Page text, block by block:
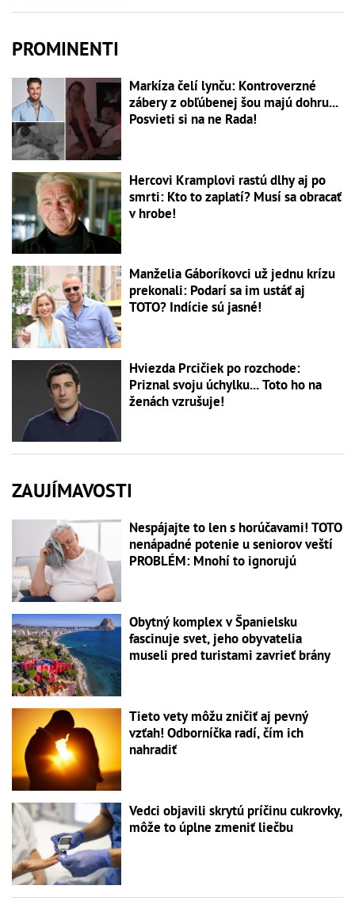
PROMINENTI
Markíza čelí lynču: Kontroverzné
zábery z obľúbenej šou majú dohru...
Posvieti si na ne Rada!
Hercovi Kramplovi rastú dlhy aj po
smrti: Kto to zaplatí? Musí sa obracať
v hrobe!
Manželia Gáboríkovci už jednu krízu
prekonali: Podarí sa im ustáť aj
TOTO? Indície sú jasné!
Hviezda Prcičiek po rozchode:
Priznal svoju úchylku... Toto ho na
ženách vzrušuje!
ZAUJÍMAVOSTI
Nespájajte to len s horúčavami! TOTO
nenápadné potenie u seniorov veští
PROBLÉM: Mnohí to ignorujú
Obytný komplex v Španielsku
fascinuje svet, jeho obyvatelia
museli pred turistami zavrieť brány
Tieto vety môžu zničiť aj pevný
vzťah! Odborníčka radí, čím ich
nahradiť
Vedci objavili skrytú príčinu cukrovky,
môže to úplne zmeniť liečbu